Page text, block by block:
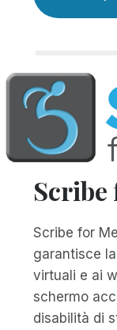
Scribe
Scribe for
garantisce
virtuali e ai
schermo
disabilità di